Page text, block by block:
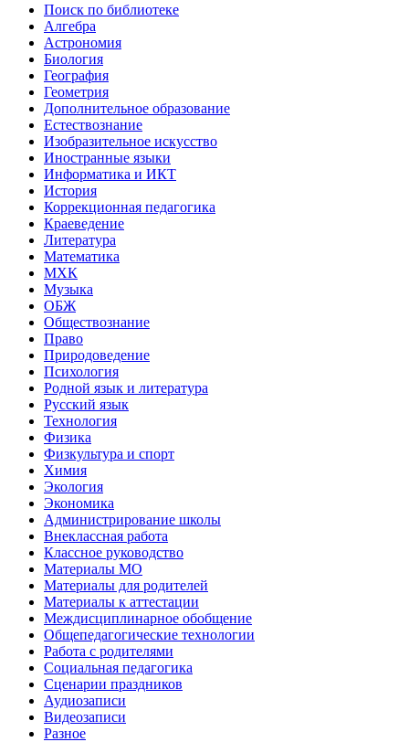
Поиск по библиотеке
Алгебра
Астрономия
Биология
География
Геометрия
Дополнительное образование
Естествознание
Изобразительное искусство
Иностранные языки
Информатика и ИКТ
История
Коррекционная педагогика
Краеведение
Литература
Математика
МХК
Музыка
ОБЖ
Обществознание
Право
Природоведение
Психология
Родной язык и литература
Русский язык
Технология
Физика
Физкультура и спорт
Химия
Экология
Экономика
Администрирование школы
Внеклассная работа
Классное руководство
Материалы МО
Материалы для родителей
Материалы к аттестации
Междисциплинарное обобщение
Общепедагогические технологии
Работа с родителями
Социальная педагогика
Сценарии праздников
Аудиозаписи
Видеозаписи
Разное